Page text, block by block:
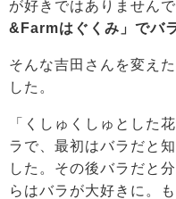
が好きではありません
&Farmはぐくみ」でバ
そんな吉田さんを変え
した。
「くしゅくしゅとした
ラで、最初はバラだと
した。その後バラだと
らはバラが大好きに。